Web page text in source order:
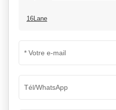
16Lane